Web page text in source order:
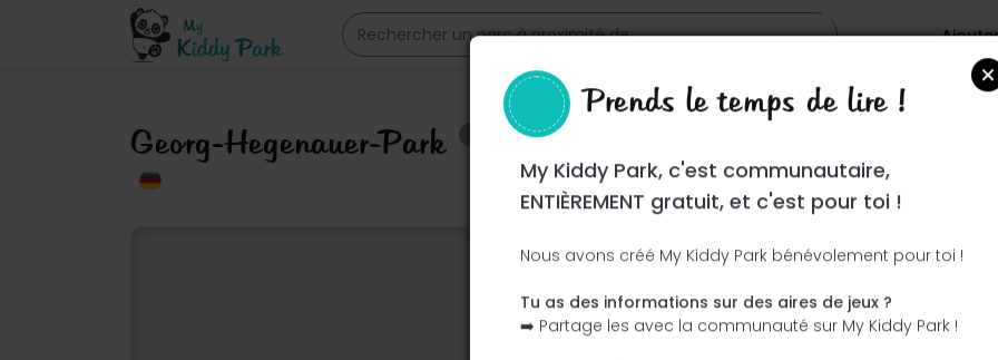
Georg-Hegenauer-Park
Ce parc n'a pas encore été visité ! À toi de jouer !
Prends le temps de lire !
My Kiddy Park, c'est communautaire,
ENTIÈREMENT gratuit, et c'est pour toi !
Nous avons créé My Kiddy Park bénévolement pour toi !
Tu as des informations sur des aires de jeux ?
➡️ Partage les avec la communauté sur My Kiddy Park !